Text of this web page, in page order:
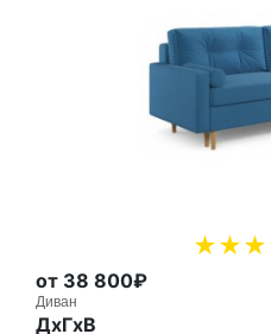
от 38 800₽
Диван
ДxГxВ